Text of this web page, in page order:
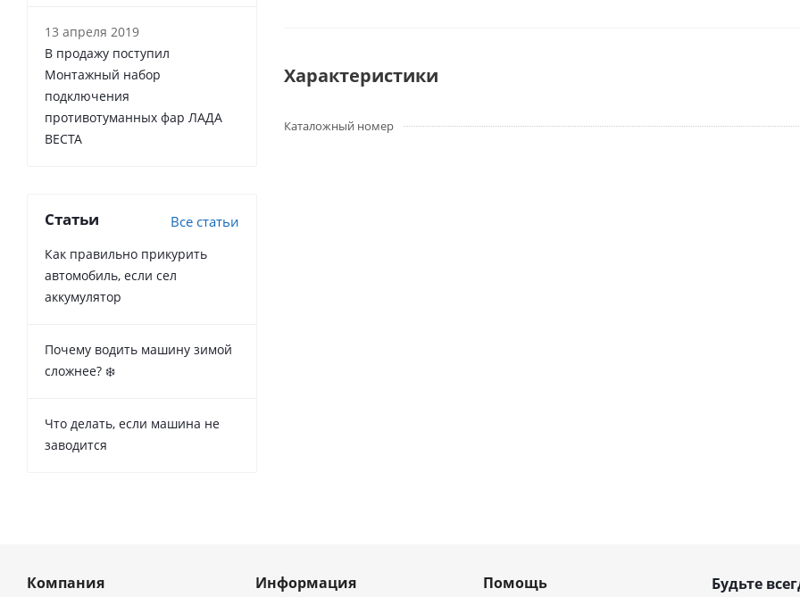
Характеристики
Каталожный номер
13 апреля 2019
В продажу поступил
Монтажный набор
подключения
противотуманных фар ЛАДА
ВЕСТА
Статьи Все статьи
Как правильно прикурить
автомобиль, если сел
аккумулятор
Почему водить машину зимой
сложнее? ❄️
Что делать, если машина не
заводится
Компания Информация Помощь Будьте